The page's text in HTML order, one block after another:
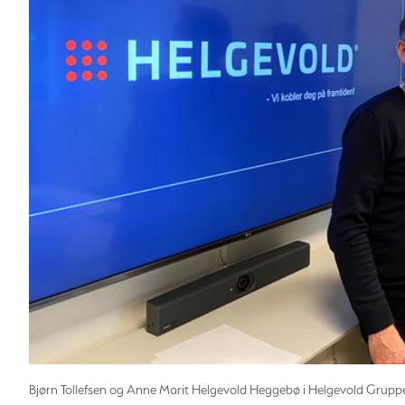
Bjørn Tollefsen og Anne Marit Helgevold Heggebø i Helgevold